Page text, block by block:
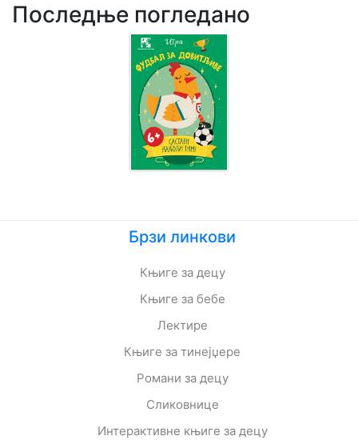
Последње погледано
Брзи линкови
Књиге за децу
Књиге за бебе
Лектире
Књиге за тинејџере
Романи за децу
Сликовнице
Интерактивне књиге за децу